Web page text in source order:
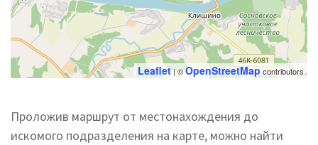
Leaflet | ©OpenStreetMapcontributors
Проложив маршрут от местонахождения до
искомого подразделения на карте, можно найти